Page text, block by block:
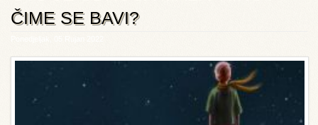
ČIME SE BAVI?